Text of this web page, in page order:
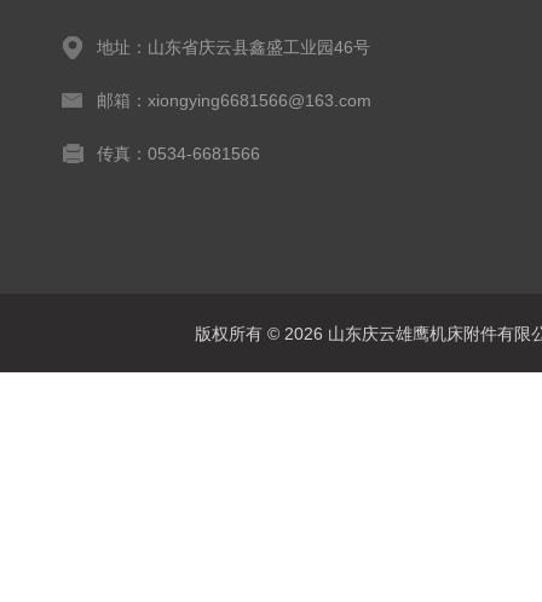
地址：山东省庆云县鑫盛工业园46号
邮箱：xiongying6681566@163.com
传真：0534-6681566
版权所有 © 2026 山东庆云雄鹰机床附件有